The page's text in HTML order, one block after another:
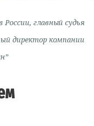
главный судья
директор компании